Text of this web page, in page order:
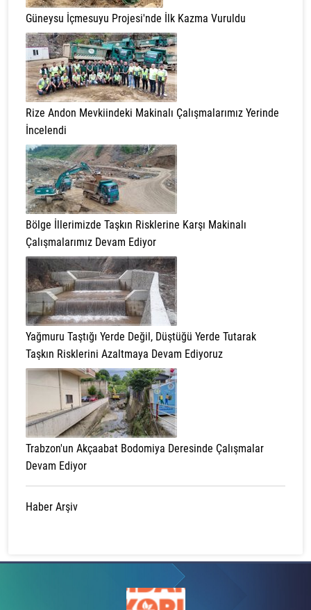
Güneysu İçmesuyu Projesi'nde İlk Kazma Vuruldu
Rize Andon Mevkiindeki Makinalı Çalışmalarımız Yerinde
İncelendi
Bölge İllerimizde Taşkın Risklerine Karşı Makinalı
Çalışmalarımız Devam Ediyor
Yağmuru Taştığı Yerde Değil, Düştüğü Yerde Tutarak
Taşkın Risklerini Azaltmaya Devam Ediyoruz
Trabzon'un Akçaabat Bodomiya Deresinde Çalışmalar
Devam Ediyor
Haber Arşiv